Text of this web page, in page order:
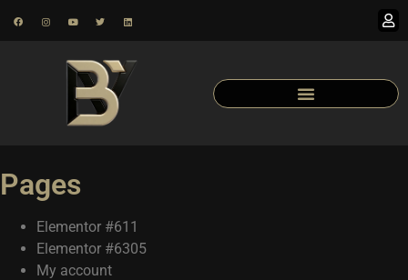
Pages
Elementor #611
Elementor #6305
My account